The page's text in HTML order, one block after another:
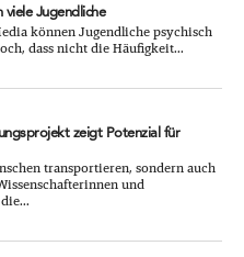
Jugendliche
können Jugendliche psychisch
dass nicht die Häufigkeit...
zeigt Potenzial für
transportieren, sondern auch
und